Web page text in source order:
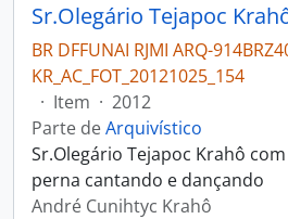
Sr.Olegário Tejapoc
BR DFFUNAI RJMI ARQ-
KR_AC_FOT_20121025_154
· Item · 2012
Parte deArquivístico
Sr.Olegário Tejapoc Krahô
perna cantando e dançando
André Cunihtyc Krahô